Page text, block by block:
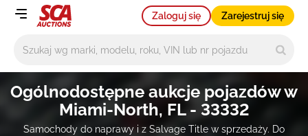
Zaloguj się Zarejestruj się
Ogólnodostępne aukcje pojazdów w
Miami-North, FL - 33332
Samochody do naprawy i z Salvage Title w sprzedaży. Do